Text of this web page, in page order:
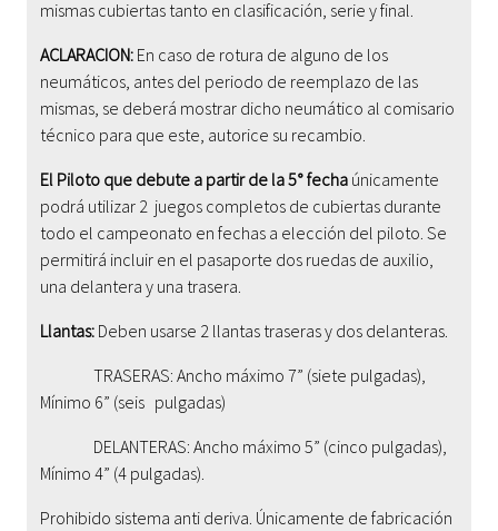
mismas cubiertas tanto en clasificación, serie y final.
ACLARACION: En caso de rotura de alguno de los
neumáticos, antes del periodo de reemplazo de las
mismas, se deberá mostrar dicho neumático al comisario
técnico para que este, autorice su recambio.
El Piloto que debute a partir de la 5° fecha únicamente
podrá utilizar 2 juegos completos de cubiertas durante
todo el campeonato en fechas a elección del piloto. Se
permitirá incluir en el pasaporte dos ruedas de auxilio,
una delantera y una trasera.
Llantas: Deben usarse 2 llantas traseras y dos delanteras.
TRASERAS: Ancho máximo 7” (siete pulgadas),
Mínimo 6” (seis pulgadas)
DELANTERAS: Ancho máximo 5” (cinco pulgadas),
Mínimo 4” (4 pulgadas).
Prohibido sistema anti deriva. Únicamente de fabricación